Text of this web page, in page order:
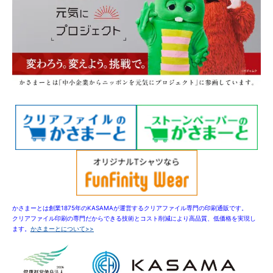
かさまーとは創業1875年のKASAMAが運営するクリアファイル専門の印刷通販です。
クリアファイル印刷の専門だからできる技術とコスト削減により高品質、低価格を実現し
ます。 かさまーとについて>>